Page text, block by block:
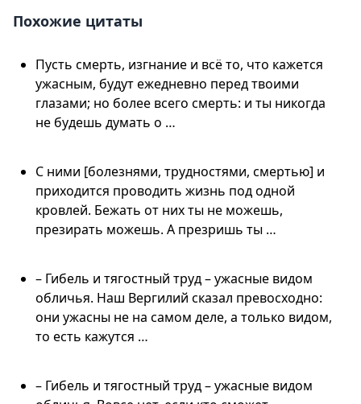
Похожие цитаты
Пусть смерть, изгнание и всё то, что кажется
ужасным, будут ежедневно перед твоими
глазами; но более всего смерть: и ты никогда
не будешь думать о …
С ними [болезнями, трудностями, смертью] и
приходится проводить жизнь под одной
кровлей. Бежать от них ты не можешь,
презирать можешь. А презришь ты …
– Гибель и тягостный труд – ужасные видом
обличья. Наш Вергилий сказал превосходно:
они ужасны не на самом деле, а только видом,
то есть кажутся …
– Гибель и тягостный труд – ужасные видом